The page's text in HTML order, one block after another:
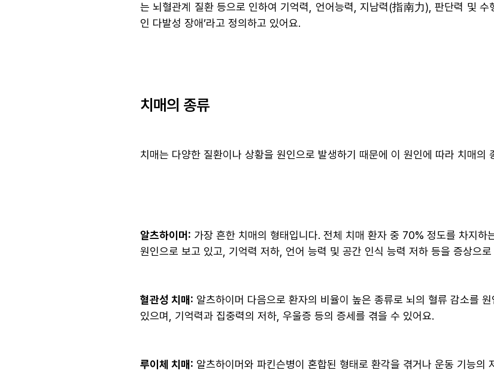
는 뇌혈관계 질환 등으로 인하여 기억력, 언어능력, 지남력(指南力), 판단력 및
인 다발성 장애’라고 정의하고 있어요.
치매의 종류
치매는 다양한 질환이나 상황을 원인으로 발생하기 때문에 이 원인에 따라 치매의
알츠하이머: 가장 흔한 치매의 형태입니다. 전체 치매 환자 중 70% 정도를 차지
원인으로 보고 있고, 기억력 저하, 언어 능력 및 공간 인식 능력 저하 등을 증상으로
혈관성 치매: 알츠하이머 다음으로 환자의 비율이 높은 종류로 뇌의 혈류 감소를
있으며, 기억력과 집중력의 저하, 우울증 등의 증세를 겪을 수 있어요.
루이체 치매: 알츠하이머와 파킨슨병이 혼합된 형태로 환각을 겪거나 운동 기능의